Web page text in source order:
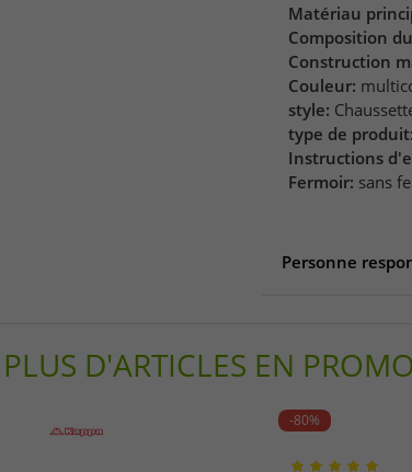
Matériau
Composition
Construction
Couleur:
style:
type de produit:
Instructions
Fermoir: sans
Personne
Great Portland
EC1A 1AA
PLUS D'ARTICLES EN
-80%